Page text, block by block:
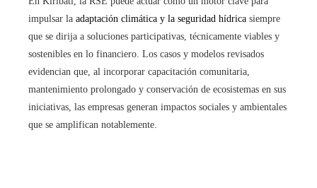
impulsar la adaptación climática y la seguridad hídrica siempre
que se dirija a soluciones participativas, técnicamente viables y
sostenibles en lo financiero. Los casos y modelos revisados
evidencian que, al incorporar capacitación comunitaria,
mantenimiento prolongado y conservación de ecosistemas en sus
iniciativas, las empresas generan impactos sociales y ambientales
que se amplifican notablemente.